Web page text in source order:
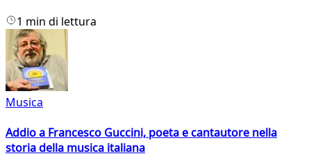
1 min di lettura
Musica
Addio a Francesco Guccini, poeta e cantautore nella
storia della musica italiana